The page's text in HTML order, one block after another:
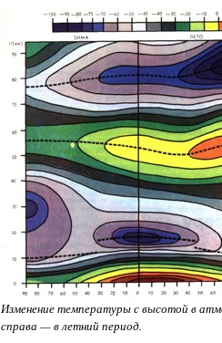
Изменение температуры с высотой в
справа — в летний период.